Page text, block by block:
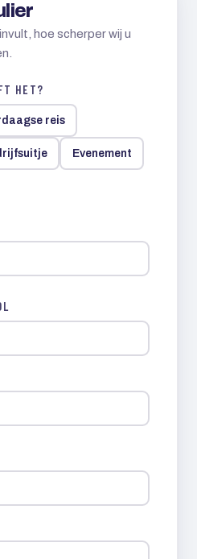
hoe scherper wij u
HET?
reis
Evenement